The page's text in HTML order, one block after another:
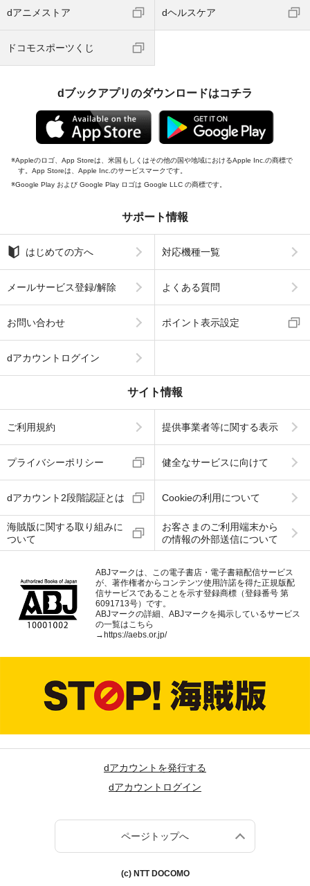
dアニメストア dヘルスケア
ドコモスポーツくじ
dブックアプリのダウンロードはコチラ
Appleのロゴ、App Storeは、米国もしくはその他の国や地域におけるApple Inc.の商標で
す。App Storeは、Apple Inc.のサービスマークです。
Google Play および Google Play ロゴは Google LLC の商標です。
サポート情報
はじめての方へ 対応機種一覧
メールサービス登録/解除 よくある質問
お問い合わせ ポイント表示設定
dアカウントログイン
サイト情報
ご利用規約 提供事業者等に関する表示
プライバシーポリシー 健全なサービスに向けて
dアカウント2段階認証とは Cookieの利用について
海賊版に関する取り組みに
ついて
お客さまのご利用端末から
の情報の外部送信について
ABJマークは、この電子書店・電子書籍配信サービス
が、著作権者からコンテンツ使用許諾を得た正規版配
信サービスであることを示す登録商標（登録番号 第
6091713号）です。
ABJマークの詳細、ABJマークを掲示しているサービス
の一覧はこちら
→ https://aebs.or.jp/
dアカウントを発行する
dアカウントログイン
ページトップへ
(c) NTT DOCOMO